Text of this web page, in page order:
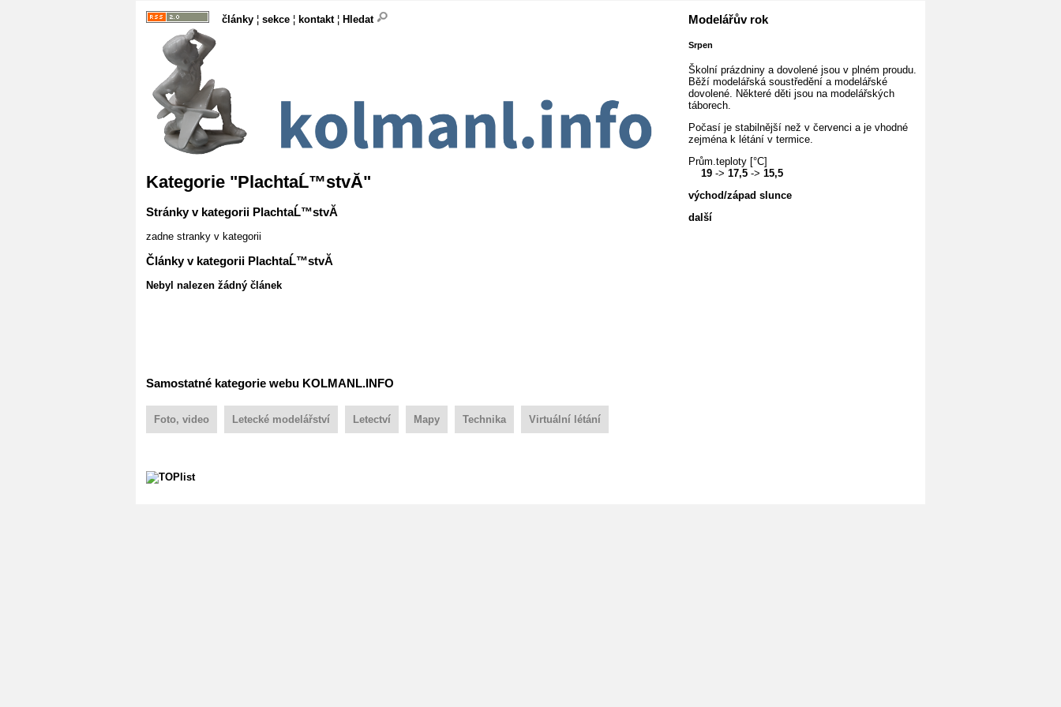
články ¦ sekce ¦ kontakt¦ Hledat
Kategorie "PlachtaĹ™stvĂ­"
Stránky v kategorii PlachtaĹ™stvĂ­
zadne stranky v kategorii
Články v kategorii PlachtaĹ™stvĂ­
Nebyl nalezen žádný článek
Samostatné kategorie webu KOLMANL.INFO
Foto, video Letecké modelářství Letectví Mapy Technika Virtuální létání
Modelářův rok
Srpen
Školní prázdniny a dovolené jsou v plném proudu.
Běží modelářská soustředění a modelářské
dovolené. Některé děti jsou na modelářských
táborech.
Počasí je stabilnější než v červenci a je vhodné
zejména k létání v termice.
Prům.teploty [°C]
19 -> 17,5 -> 15,5
východ/západ slunce
další